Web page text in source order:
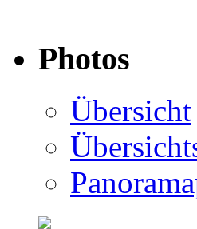
Photos
Übersicht